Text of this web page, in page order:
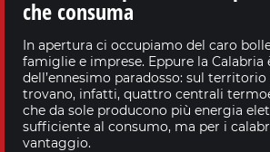
che consuma
In apertura ci occupiamo del caro
famiglie e imprese. Eppure la Calabria
dell’ennesimo paradosso: sul
trovano, infatti, quattro centrali
che da sole producono più energia
sufficiente al consumo, ma per i
vantaggio.